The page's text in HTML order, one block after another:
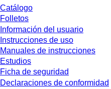
Catálogo
Folletos
Información del usuario
Instrucciones de uso
Manuales de instrucciones
Estudios
Ficha de seguridad
Declaraciones de conformidad